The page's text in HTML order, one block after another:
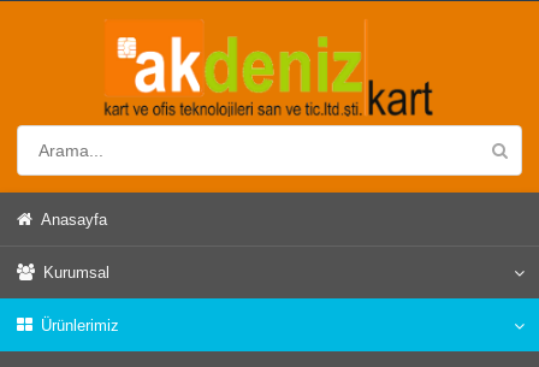
Anasayfa
Kurumsal
Ürünlerimiz